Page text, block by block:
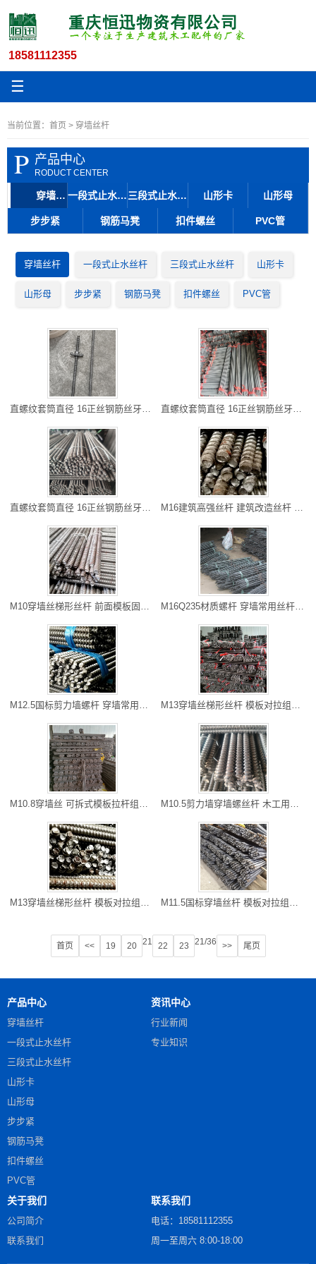
18581112355
☰
当前位置： 首页 > 穿墙丝杆
P 产品中心
RODUCT CENTER
穿墙丝杆 一段式止水丝杆 三段式止水丝杆 山形卡 山形母
步步紧 钢筋马凳 扣件螺丝 PVC管
穿墙丝杆 一段式止水丝杆 三段式止水丝杆 山形卡
山形母 步步紧 钢筋马凳 扣件螺丝 PVC管
直螺纹套筒直径 16正丝钢筋丝牙链接套筒 施工方便、连接速度快 直螺纹套筒直径 16正丝钢筋丝牙链接套筒 施工方便、连接速度快
直螺纹套筒直径 16正丝钢筋丝牙链接套筒 施工方便、连接速度快 M16建筑高强丝杆 建筑改造丝杆 自贡现货直销 可以走专线物流
M10穿墙丝梯形丝杆 前面模板固定 垫江现货批发 长度可以切割 M16Q235材质螺杆 穿墙常用丝杆 丰都现货直销 可以专车到工地
M12.5国标剪力墙螺杆 穿墙常用丝杆 南充厂家直销 量大优惠 M13穿墙丝梯形丝杆 模板对拉组件 宜宾丝杆批发商 长度可以切割
M10.8穿墙丝 可拆式模板拉杆组件 巴中螺杆厂家 长度可以切割 M10.5剪力墙穿墙螺丝杆 木工用穿墙杆 绵阳现货批发 量大优惠
M13穿墙丝梯形丝杆 模板对拉组件 宜宾丝杆批发商 长度可以切割 M11.5国标穿墙丝杆 模板对拉组件 巴南区螺杆厂家 专线物流
首页 << 19 20 21 22 23 21/36 >> 尾页
产品中心
穿墙丝杆
一段式止水丝杆
三段式止水丝杆
山形卡
山形母
步步紧
钢筋马凳
扣件螺丝
PVC管
资讯中心
行业新闻
专业知识
关于我们
公司简介
联系我们
联系我们
电话：18581112355
周一至周六 8:00-18:00